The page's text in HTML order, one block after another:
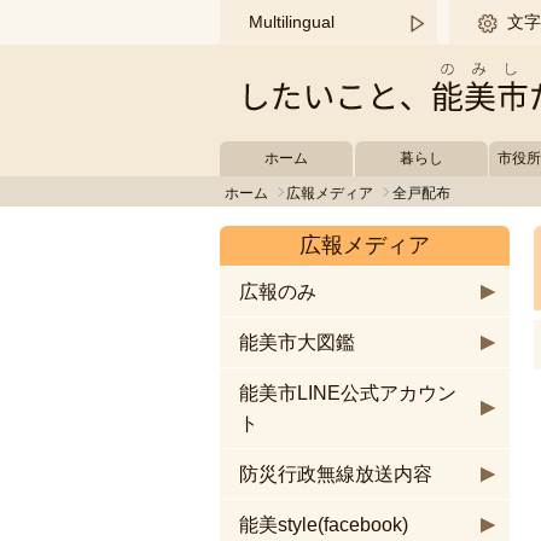
このページの本文へ移動するMultilingual 文
ホーム 暮らし 市役
ホーム 広報メディア 全戸配布
広報メディア
広報のみ
能美市大図鑑
能美市LINE公式アカウン
ト
防災行政無線放送内容
能美style(facebook)